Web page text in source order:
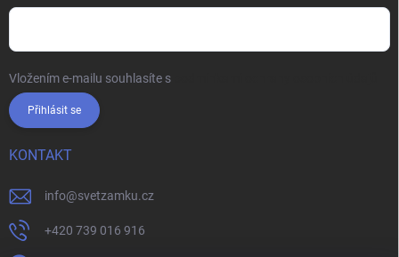
Vložením e-mailu souhlasíte s
Přihlásit se
KONTAKT
info@svetzamku.cz
+420 739 016 916